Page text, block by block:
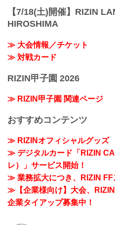
【7/18(土)開催】RIZIN
HIROSHIMA
≫ 大会情報／チケット
≫ 対戦カード
RIZIN甲子園 2026
≫ RIZIN甲子園 関連ページ
おすすめコンテンツ
≫ RIZINオフィシャルグッズ
≫ デジタルカード「RIZIN
レ）」サービス開始！
≫ 業務拡大につき、RIZIN FF
≫【企業様向け】大会、
企業タイアップ募集中！